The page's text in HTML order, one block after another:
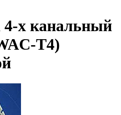
4-х канальный
T4)